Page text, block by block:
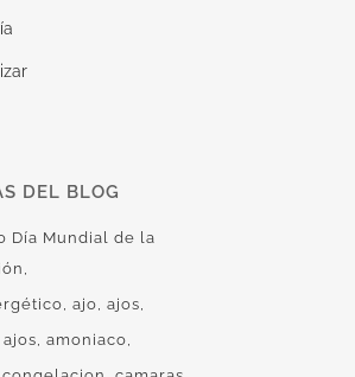
DEL BLOG
Día Mundial de la
ajo ajos
amoniaco